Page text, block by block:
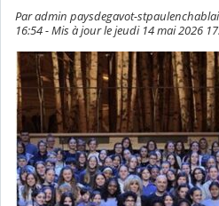
Par admin paysdegavot-
16:54 - Mis à jour le jeudi 14 mai 2026